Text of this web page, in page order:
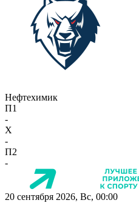
Нефтехимик
П1
-
X
-
П2
-
20 сентября 2026, Вс, 00:00